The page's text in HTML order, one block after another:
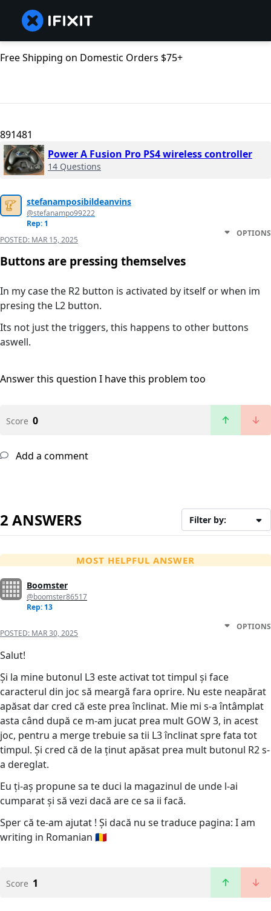
Free Shipping on Domestic Orders $75+
891481
Power A Fusion Pro PS4 wireless controller
14 Questions
stefanamposibildeanvins
@stefanampo99222
Rep: 1
POSTED: MAR 15, 2025
OPTIONS
Buttons are pressing themselves
In my case the R2 button is activated by itself or when im
presing the L2 button.
Its not just the triggers, this happens to other buttons
aswell.
Answer this question I have this problem too
Score 0
Add a comment
2 ANSWERS Filter by:
MOST HELPFUL ANSWER
Boomster
@boomster86517
Rep: 13
POSTED: MAR 30, 2025
OPTIONS
Salut!
Și la mine butonul L3 este activat tot timpul și face
caracterul din joc să meargă fara oprire. Nu este neapărat
apăsat dar cred că este prea înclinat. Mie mi s-a întâmplat
asta când după ce m-am jucat prea mult GOW 3, in acest
joc, pentru a merge trebuie sa tii L3 înclinat spre fata tot
timpul. Și cred că de la ținut apăsat prea mult butonul R2 s-
a dereglat.
Eu ți-aș propune sa te duci la magazinul de unde l-ai
cumparat și să vezi dacă are ce sa ii facă.
Sper că te-am ajutat ! Și dacă nu se traduce pagina: I am
writing in Romanian 🇷🇴
Score 1